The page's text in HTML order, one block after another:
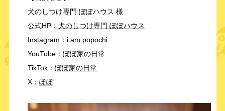
犬のしつけ専門 ぽぽハウス 様
公式HP： 犬のしつけ専門 ぽぽハウス
Instagram： i.am.popochi
YouTube： ぽぽ家の日常
TikTok： ぽぽ家の日常
X： ぽぽ